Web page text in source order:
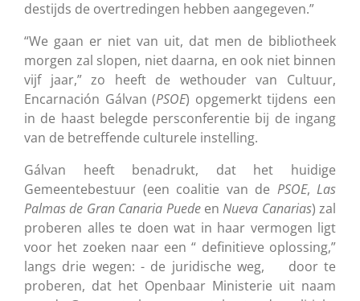
destijds de overtredingen hebben aangegeven.”
“We gaan er niet van uit, dat men de bibliotheek
morgen zal slopen, niet daarna, en ook niet binnen
vijf jaar,” zo heeft de wethouder van Cultuur,
Encarnación Gálvan (PSOE) opgemerkt tijdens een
in de haast belegde persconferentie bij de ingang
van de betreffende culturele instelling.
Gálvan heeft benadrukt, dat het huidige
Gemeentebestuur (een coalitie van de PSOE, Las
Palmas de Gran Canaria PuedeenNueva Canarias) zal
proberen alles te doen wat in haar vermogen ligt
voor het zoeken naar een “ definitieve oplossing,”
langs drie wegen: - de juridische weg, door te
proberen, dat het Openbaar Ministerie uit naam